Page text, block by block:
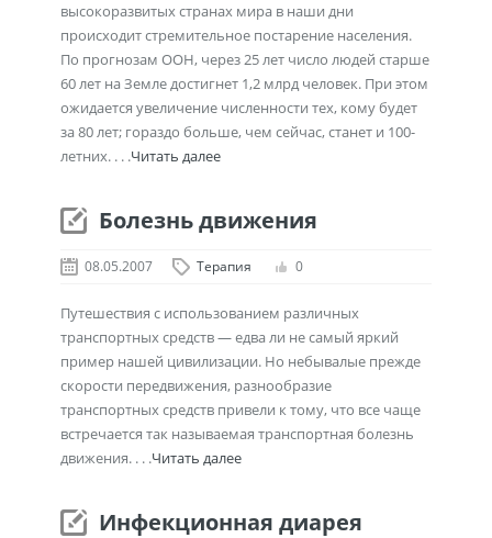
высокоразвитых странах мира в наши дни
происходит стремительное постарение населения.
По прогнозам ООН, через 25 лет число людей старше
60 лет на Земле достигнет 1,2 млрд человек. При этом
ожидается увеличение численности тех, кому будет
за 80 лет; гораздо больше, чем сейчас, станет и 100-
летних. . . .Читать далее
Болезнь движения
08.05.2007 Терапия 0
Путешествия с использованием различных
транспортных средств — едва ли не самый яркий
пример нашей цивилизации. Но небывалые прежде
скорости передвижения, разнообразие
транспортных средств привели к тому, что все чаще
встречается так называемая транспортная болезнь
движения. . . .Читать далее
Инфекционная диарея